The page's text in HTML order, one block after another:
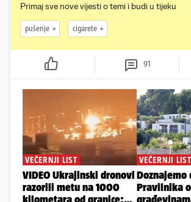
Primaj sve nove vijesti o temi i budi u tijeku
pušenje cigarete
91